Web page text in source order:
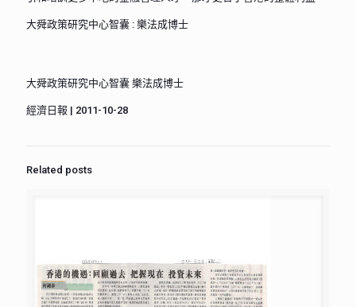
大舜政策研究中心智囊 : 樂法成博士
大舜政策研究中心智囊 樂法成博士
經濟日報 | 2011-10-28
Related posts